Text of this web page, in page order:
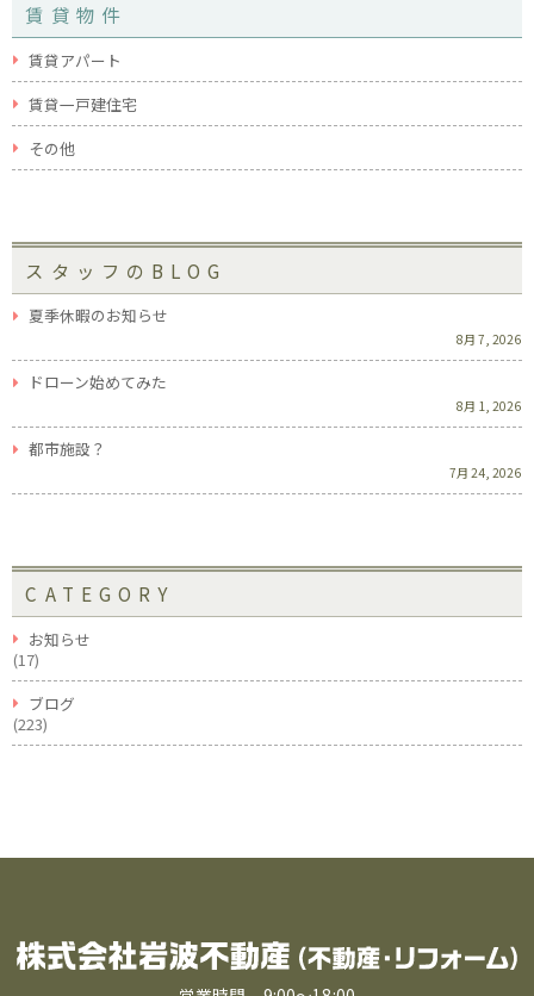
賃貸物件
賃貸アパート
賃貸一戸建住宅
その他
スタッフのBLOG
夏季休暇のお知らせ
8月 7, 2026
ドローン始めてみた
8月 1, 2026
都市施設？
7月 24, 2026
CATEGORY
お知らせ
(17)
ブログ
(223)